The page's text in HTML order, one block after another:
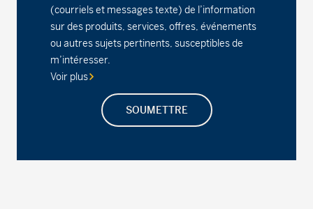
Série A - (MDM420) 17,65 -0,02 -0,11
Série D - (MDM8420) 14,80 -0,01
Série F - (MDM9420)
Fonds d'actions canadiennes MD
(courriels et messages texte) de l’information
sur des produits, services, offres, événements
ou autres sujets pertinents, susceptibles de
m’intéresser.
Voir plus
SOUMETTRE